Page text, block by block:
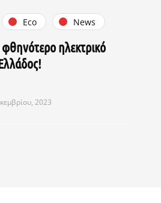
Eco News
ηλεκτρικό
2023